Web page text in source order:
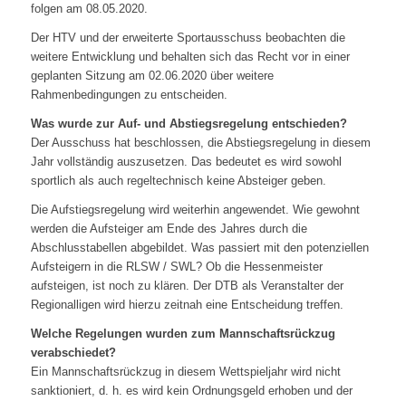
folgen am 08.05.2020.
Der HTV und der erweiterte Sportausschuss beobachten die
weitere Entwicklung und behalten sich das Recht vor in einer
geplanten Sitzung am 02.06.2020 über weitere
Rahmenbedingungen zu entscheiden.
Was wurde zur Auf- und Abstiegsregelung entschieden?
Der Ausschuss hat beschlossen, die Abstiegsregelung in diesem
Jahr vollständig auszusetzen. Das bedeutet es wird sowohl
sportlich als auch regeltechnisch keine Absteiger geben.
Die Aufstiegsregelung wird weiterhin angewendet. Wie gewohnt
werden die Aufsteiger am Ende des Jahres durch die
Abschlusstabellen abgebildet. Was passiert mit den potenziellen
Aufsteigern in die RLSW / SWL? Ob die Hessenmeister
aufsteigen, ist noch zu klären. Der DTB als Veranstalter der
Regionalligen wird hierzu zeitnah eine Entscheidung treffen.
Welche Regelungen wurden zum Mannschaftsrückzug
verabschiedet?
Ein Mannschaftsrückzug in diesem Wettspieljahr wird nicht
sanktioniert, d. h. es wird kein Ordnungsgeld erhoben und der